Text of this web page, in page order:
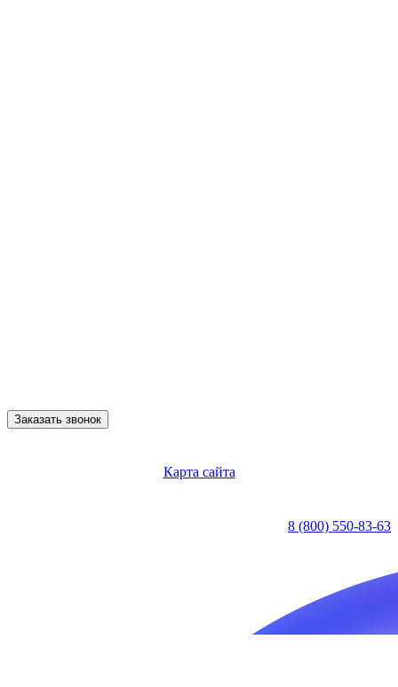
Заказать звонок
Карта сайта
8 (800) 550-83-63